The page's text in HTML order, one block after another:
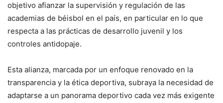
objetivo afianzar la supervisión y regulación de las
academias de béisbol en el país, en particular en lo que
respecta a las prácticas de desarrollo juvenil y los
controles antidopaje.
Esta alianza, marcada por un enfoque renovado en la
transparencia y la ética deportiva, subraya la necesidad de
adaptarse a un panorama deportivo cada vez más exigente